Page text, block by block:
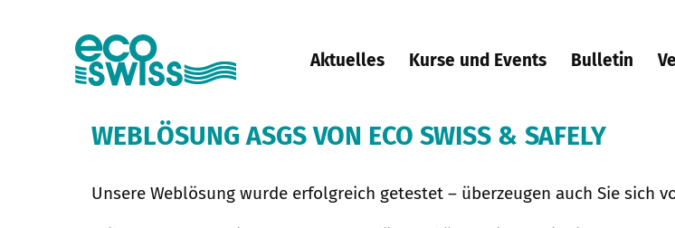
Aktuelles Kurse und Events Bulletin
WEBLÖSUNG ASGS VON ECO SWISS & SAFELY
Unsere Weblösung wurde erfolgreich getestet – überzeugen auch Sie sich